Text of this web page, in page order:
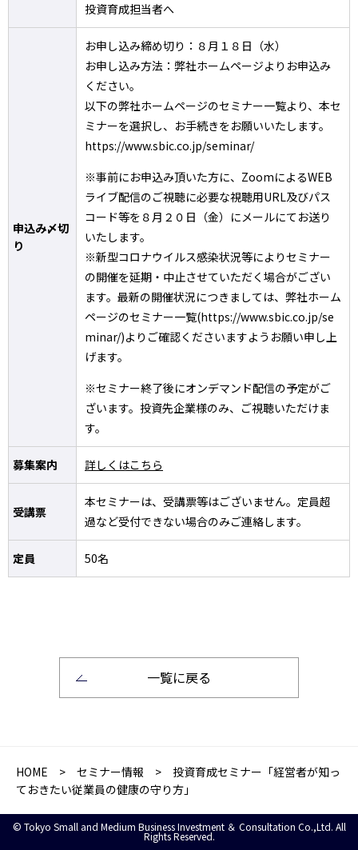
投資育成担当者へ
申込み〆切
り
お申し込み締め切り：８月１８日（水）
お申し込み方法：弊社ホームページよりお申込み
ください。
以下の弊社ホームページのセミナー一覧より、本セ
ミナーを選択し、お手続きをお願いいたします。
https://www.sbic.co.jp/seminar/
※事前にお申込み頂いた方に、ZoomによるWEB
ライブ配信のご視聴に必要な視聴用URL及びパス
コード等を８月２０日（金）にメールにてお送り
いたします。
※新型コロナウイルス感染状況等によりセミナー
の開催を延期・中止させていただく場合がござい
ます。最新の開催状況につきましては、弊社ホーム
ページのセミナー一覧(https://www.sbic.co.jp/se
minar/)よりご確認くださいますようお願い申し上
げます。
※セミナー終了後にオンデマンド配信の予定がご
ざいます。投資先企業様のみ、ご視聴いただけま
す。
募集案内 詳しくはこちら
受講票
本セミナーは、受講票等はございません。定員超
過など受付できない場合のみご連絡します。
定員 50名
一覧に戻る
HOME > セミナー情報 > 投資育成セミナー「経営者が知っ
ておきたい従業員の健康の守り方」
© Tokyo Small and Medium Business Investment ＆ Consultation Co.,Ltd. All
Rights Reserved.